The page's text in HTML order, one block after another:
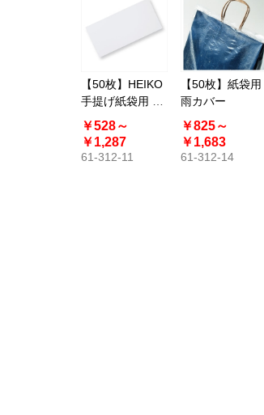
【50枚】HEIKO
手提げ紙袋用 底
ボール紙
￥528～
￥1,287
61-312-11
【50枚】紙袋用
雨カバー
￥825～
￥1,683
61-312-14